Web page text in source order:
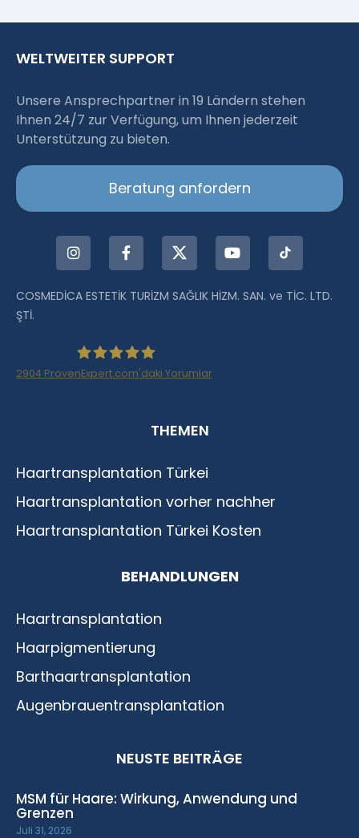
WELTWEITER SUPPORT
Unsere Ansprechpartner in 19 Ländern stehen
Ihnen 24/7 zur Verfügung, um Ihnen jederzeit
Unterstützung zu bieten.
Beratung anfordern
COSMEDİCA ESTETİK TURİZM SAĞLIK HİZM. SAN. ve TİC. LTD.
ŞTİ.
Istanbul
2904 ProvenExpert.com'daki Yorumlar
THEMEN
Haartransplantation Türkei
Haartransplantation vorher nachher
Haartransplantation Türkei Kosten
BEHANDLUNGEN
Haartransplantation
Haarpigmentierung
Barthaartransplantation
Augenbrauentransplantation
NEUSTE BEITRÄGE
MSM für Haare: Wirkung, Anwendung und
Grenzen
Juli 31, 2026